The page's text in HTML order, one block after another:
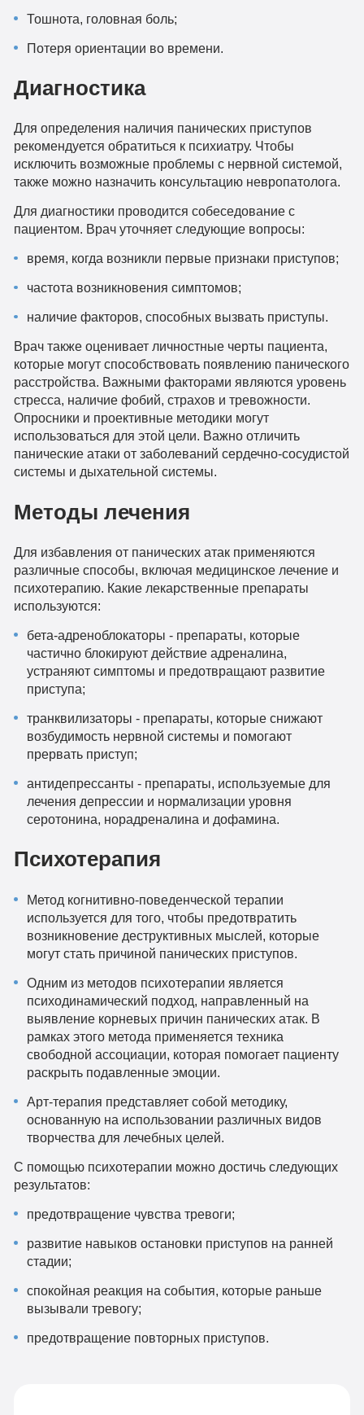
Тошнота, головная боль;
Потеря ориентации во времени.
Диагностика
Для определения наличия панических приступов
рекомендуется обратиться к психиатру. Чтобы
исключить возможные проблемы с нервной системой,
также можно назначить консультацию невропатолога.
Для диагностики проводится собеседование с
пациентом. Врач уточняет следующие вопросы:
время, когда возникли первые признаки приступов;
частота возникновения симптомов;
наличие факторов, способных вызвать приступы.
Врач также оценивает личностные черты пациента,
которые могут способствовать появлению панического
расстройства. Важными факторами являются уровень
стресса, наличие фобий, страхов и тревожности.
Опросники и проективные методики могут
использоваться для этой цели. Важно отличить
панические атаки от заболеваний сердечно-сосудистой
системы и дыхательной системы.
Методы лечения
Для избавления от панических атак применяются
различные способы, включая медицинское лечение и
психотерапию. Какие лекарственные препараты
используются:
бета-адреноблокаторы - препараты, которые
частично блокируют действие адреналина,
устраняют симптомы и предотвращают развитие
приступа;
транквилизаторы - препараты, которые снижают
возбудимость нервной системы и помогают
прервать приступ;
антидепрессанты - препараты, используемые для
лечения депрессии и нормализации уровня
серотонина, норадреналина и дофамина.
Психотерапия
Метод когнитивно-поведенческой терапии
используется для того, чтобы предотвратить
возникновение деструктивных мыслей, которые
могут стать причиной панических приступов.
Одним из методов психотерапии является
психодинамический подход, направленный на
выявление корневых причин панических атак. В
рамках этого метода применяется техника
свободной ассоциации, которая помогает пациенту
раскрыть подавленные эмоции.
Арт-терапия представляет собой методику,
основанную на использовании различных видов
творчества для лечебных целей.
С помощью психотерапии можно достичь следующих
результатов:
предотвращение чувства тревоги;
развитие навыков остановки приступов на ранней
стадии;
спокойная реакция на события, которые раньше
вызывали тревогу;
предотвращение повторных приступов.